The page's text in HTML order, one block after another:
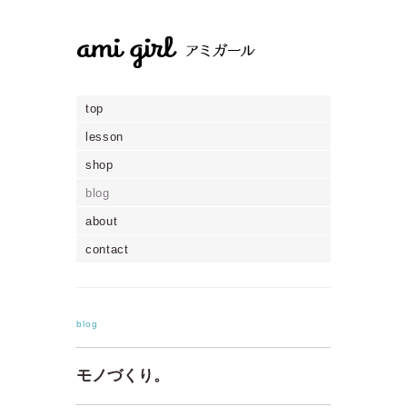
top
lesson
shop
blog
about
contact
blog
モノづくり。